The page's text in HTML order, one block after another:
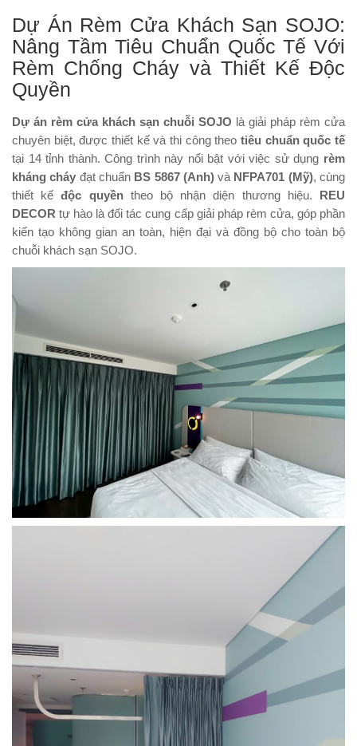
Dự Án Rèm Cửa Khách Sạn SOJO:
Nâng Tầm Tiêu Chuẩn Quốc Tế Với
Rèm Chống Cháy và Thiết Kế Độc
Quyền
Dự án rèm cửa khách sạn chuỗi SOJO là giải pháp rèm cửa
chuyên biệt, được thiết kế và thi công theo tiêu chuẩn quốc tế
tại 14 tỉnh thành. Công trình này nổi bật với việc sử dụng rèm
kháng cháy đạt chuẩn BS 5867 (Anh)và NFPA701 (Mỹ), cùng
thiết kếđộc quyềntheo bộ nhận diện thương hiệu. REU
DECOR tự hào là đối tác cung cấp giải pháp rèm cửa, góp phần
kiến tạo không gian an toàn, hiện đại và đồng bộ cho toàn bộ
chuỗi khách sạn SOJO.